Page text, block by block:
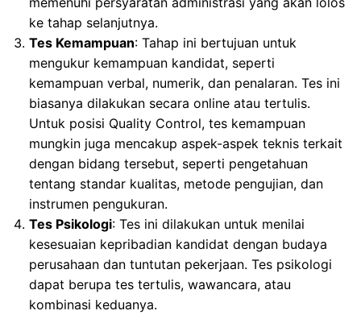
ke tahap selanjutnya.
Tes Kemampuan: Tahap ini bertujuan untuk
mengukur kemampuan kandidat, seperti
kemampuan verbal, numerik, dan penalaran. Tes ini
biasanya dilakukan secara online atau tertulis.
Untuk posisi Quality Control, tes kemampuan
mungkin juga mencakup aspek-aspek teknis terkait
dengan bidang tersebut, seperti pengetahuan
tentang standar kualitas, metode pengujian, dan
instrumen pengukuran.
Tes Psikologi: Tes ini dilakukan untuk menilai
kesesuaian kepribadian kandidat dengan budaya
perusahaan dan tuntutan pekerjaan. Tes psikologi
dapat berupa tes tertulis, wawancara, atau
kombinasi keduanya.